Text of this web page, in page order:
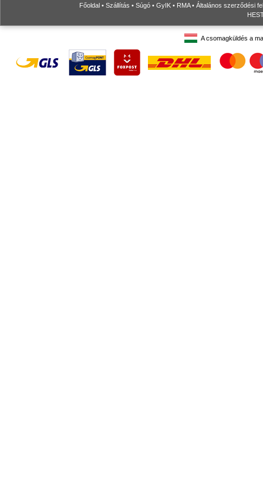
Főoldal • Szállítás • Súgó • GyIK • RMA• Általános szerződési
A csomagküldés a